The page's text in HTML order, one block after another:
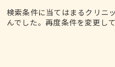
検索条件に当てはまるクリニ
んでした。再度条件を変更し